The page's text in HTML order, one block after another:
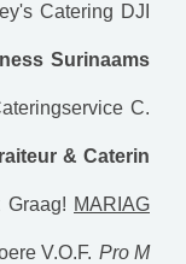
Catering DJI
Surinaams
C.
& Caterin
Graag! MARIAG
V.O.F. Pro M